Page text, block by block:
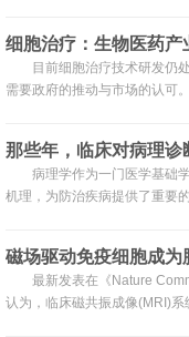
素上皮细胞不会被免疫系统所
细胞治疗：生物医药产
目前细胞治疗技术研发仍
需要政府的推动与市场的认可
那些年，临床对病理诊
病理学作为一门医学基础
机理，为防治疾病提供了重要
磁场驱动免疫细胞成为
最新发表在《Nature
认为，临床磁共振成像(MRI)